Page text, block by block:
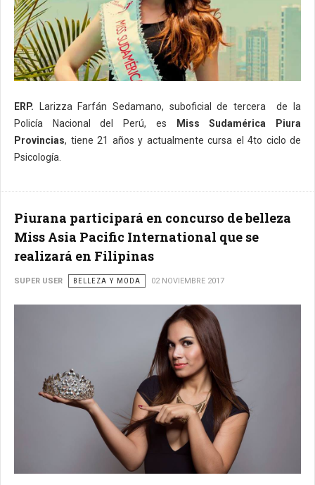
ERP. Larizza Farfán Sedamano, suboficial de tercera de la
Policía Nacional del Perú, es
Miss Sudamérica Piura
Provincias, tiene 21 años y actualmente cursa el 4to ciclo de
Psicología.
Piurana participará en concurso de belleza
Miss Asia Pacific International que se
realizará en Filipinas
SUPER USER BELLEZA Y MODA 02 NOVIEMBRE 2017